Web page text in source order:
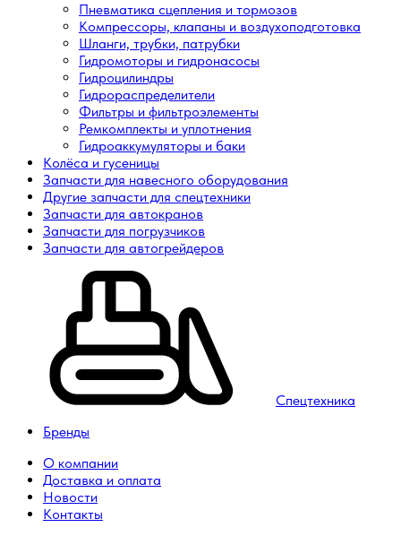
Пневматика сцепления и тормозов
Компрессоры, клапаны и воздухоподготовка
Шланги, трубки, патрубки
Гидромоторы и гидронасосы
Гидроцилиндры
Гидрораспределители
Фильтры и фильтроэлементы
Ремкомплекты и уплотнения
Гидроаккумуляторы и баки
Колёса и гусеницы
Запчасти для навесного оборудования
Другие запчасти для спецтехники
Запчасти для автокранов
Запчасти для погрузчиков
Запчасти для автогрейдеров
Спецтехника
Бренды
О компании
Доставка и оплата
Новости
Контакты